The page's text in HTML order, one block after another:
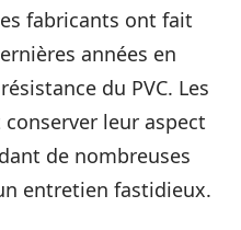
fabricants ont fait
années en
du PVC. Les
conserver leur aspect
de nombreuses
entretien fastidieux.